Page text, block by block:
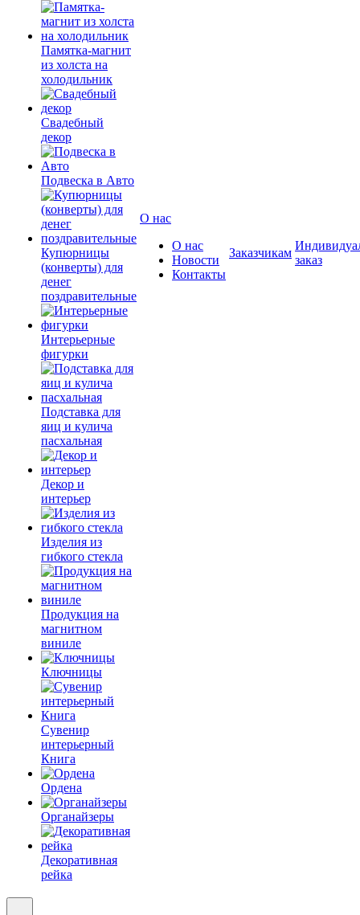
Памятка-магнит
из холста на
холодильник
Свадебный
декор
Подвеска в Авто
Купюрницы
(конверты) для
денег
поздравительные
Интерьерные
фигурки
Подставка для
яиц и кулича
пасхальная
Декор и
интерьер
Изделия из
гибкого стекла
Продукция на
магнитном
виниле
Ключницы
Сувенир
интерьерный
Книга
Ордена
Органайзеры
Декоративная
рейка
О нас
О нас
Новости
Контакты
Заказчикам
заказ